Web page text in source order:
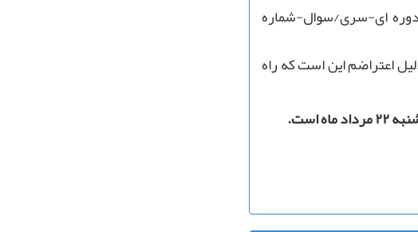
دوره ای-سری/سوال-شماره
اعتراضم این است که راه